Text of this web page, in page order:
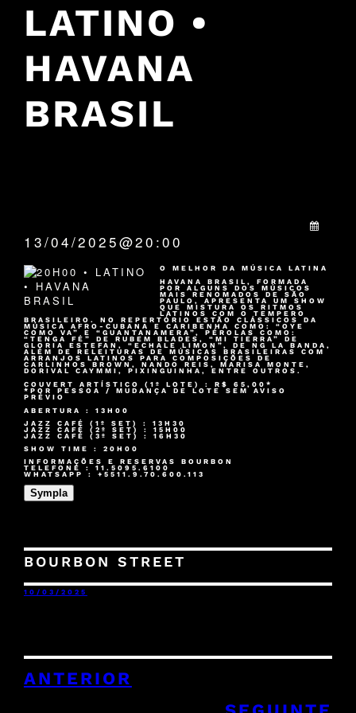
LATINO •
HAVANA
BRASIL
13/04/2025@20:00
O MELHOR DA MÚSICA LATINA
HAVANA BRASIL, FORMADA
POR ALGUNS DOS MÚSICOS
MAIS RENOMADOS DE SÃO
PAULO, APRESENTA UM SHOW
QUE MISTURA OS RITMOS
LATINOS COM O TEMPERO
BRASILEIRO. NO REPERTÓRIO ESTÃO CLÁSSICOS DA
MÚSICA AFRO-CUBANA E CARIBENHA COMO: “OYE
COMO VA” E “GUANTANAMERA”, PÉROLAS COMO:
“TENGA FÉ” DE RUBEM BLADES, “MI TIERRA” DE
GLORIA ESTEFAN, “ECHALE LIMON”, DE NG LA BANDA,
ALÉM DE RELEITURAS DE MÚSICAS BRASILEIRAS COM
ARRANJOS LATINOS PARA COMPOSIÇÕES DE
CARLINHOS BROWN, NANDO REIS, MARISA MONTE,
DORIVAL CAYMMI, PIXINGUINHA, ENTRE OUTROS.
COUVERT ARTÍSTICO (1º LOTE) : R$ 65,00*
*POR PESSOA / MUDANÇA DE LOTE SEM AVISO
PRÉVIO
ABERTURA : 13H00
JAZZ CAFÉ (1º SET) : 13H30
JAZZ CAFÉ (2º SET) : 15H00
JAZZ CAFÉ (3º SET) : 16H30
SHOW TIME : 20H00
INFORMAÇÕES E RESERVAS BOURBON
TELEFONE : 11.5095.6100
WHATSAPP : +5511.9.70.600.113
Sympla
BOURBON STREET
10/03/2025
ANTERIOR